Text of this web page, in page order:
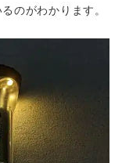
のがわかります。